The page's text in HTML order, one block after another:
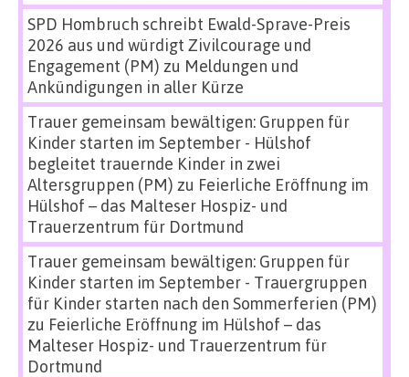
SPD Hombruch schreibt Ewald-Sprave-Preis
2026 aus und würdigt Zivilcourage und
Engagement (PM) zu Meldungen und
Ankündigungen in aller Kürze
Trauer gemeinsam bewältigen: Gruppen für
Kinder starten im September - Hülshof
begleitet trauernde Kinder in zwei
Altersgruppen (PM) zu Feierliche Eröffnung im
Hülshof – das Malteser Hospiz- und
Trauerzentrum für Dortmund
Trauer gemeinsam bewältigen: Gruppen für
Kinder starten im September - Trauergruppen
für Kinder starten nach den Sommerferien (PM)
zu Feierliche Eröffnung im Hülshof – das
Malteser Hospiz- und Trauerzentrum für
Dortmund